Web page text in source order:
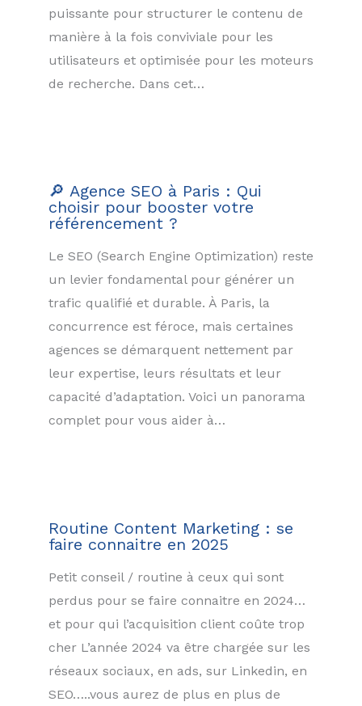
puissante pour structurer le contenu de
manière à la fois conviviale pour les
utilisateurs et optimisée pour les moteurs
de recherche. Dans cet…
🔎 Agence SEO à Paris : Qui
choisir pour booster votre
référencement ?
Le SEO (Search Engine Optimization) reste
un levier fondamental pour générer un
trafic qualifié et durable. À Paris, la
concurrence est féroce, mais certaines
agences se démarquent nettement par
leur expertise, leurs résultats et leur
capacité d’adaptation. Voici un panorama
complet pour vous aider à…
Routine Content Marketing : se
faire connaitre en 2025
Petit conseil / routine à ceux qui sont
perdus pour se faire connaitre en 2024…
et pour qui l’acquisition client coûte trop
cher L’année 2024 va être chargée sur les
réseaux sociaux, en ads, sur Linkedin, en
SEO…..vous aurez de plus en plus de